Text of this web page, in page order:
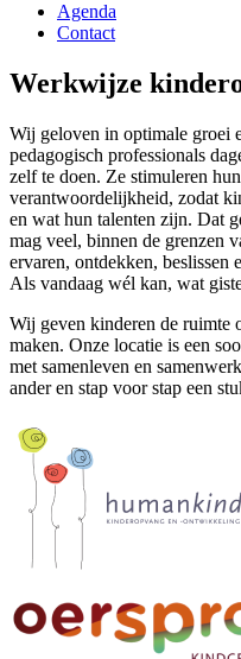
Agenda
Contact
Werkwijze
Wij geloven in optimale groei
pedagogisch professionals
zelf te doen. Ze stimuleren
verantwoordelijkheid, zodat
en wat hun talenten zijn. Dat
mag veel, binnen de grenzen
ervaren, ontdekken, beslissen
Als vandaag wél kan, wat
Wij geven kinderen de ruimte
maken. Onze locatie is een
met samenleven en
ander en stap voor stap een